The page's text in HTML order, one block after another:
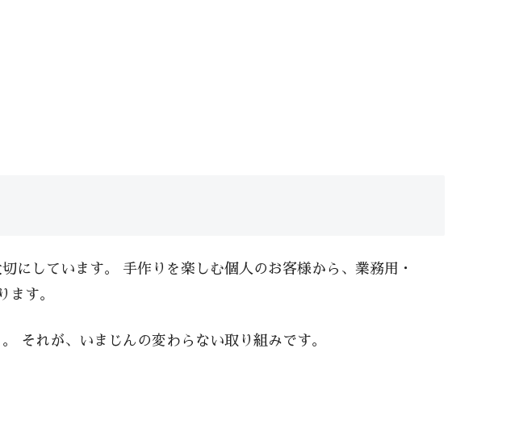
にしています。 手作りを楽しむ個人のお客様から、業務用・
ます。
それが、いまじんの変わらない取り組みです。